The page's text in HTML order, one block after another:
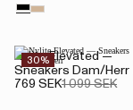
30%
Nylite Elevated —
Sneakers Dam/Herr
769 SEK1 099 SEK